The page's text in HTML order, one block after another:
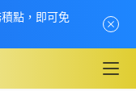
點，即可免